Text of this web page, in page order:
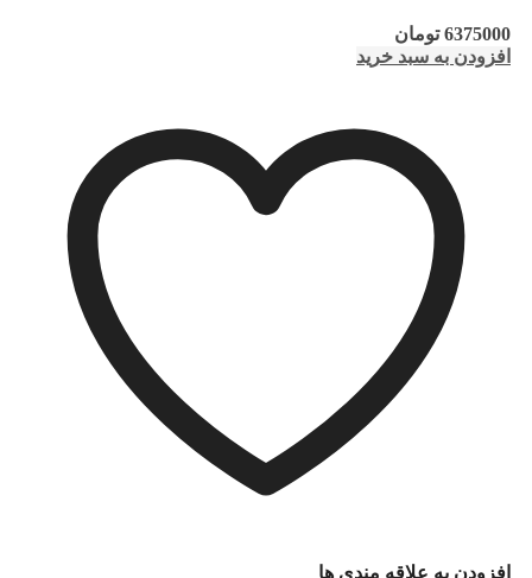
6375000 تومان
افزودن به سبد خرید
افزودن به علاقه مندی ها